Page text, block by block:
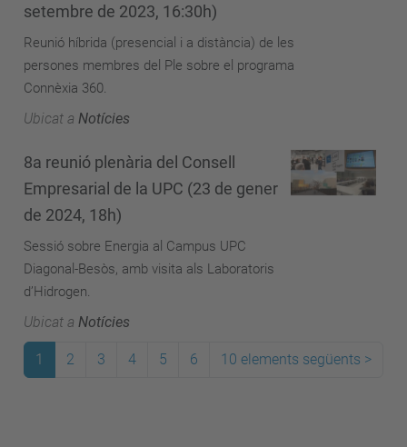
setembre de 2023, 16:30h)
Reunió híbrida (presencial i a distància) de les
persones membres del Ple sobre el programa
Connèxia 360.
Ubicat a Notícies
8a reunió plenària del Consell
Empresarial de la UPC (23 de gener
de 2024, 18h)
Sessió sobre Energia al Campus UPC
Diagonal-Besòs, amb visita als Laboratoris
d’Hidrogen.
Ubicat a Notícies
1 2 3 4 5 6 10 elements següents >